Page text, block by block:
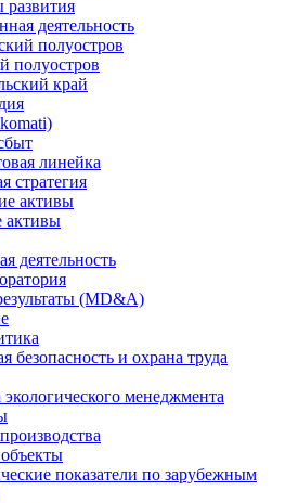
развития
деятельность
полуостров
полуостров
край
линейка
стратегия
активы
активы
деятельность
(MD&A)
и охрана труда
менеджмента
показатели по зарубежным